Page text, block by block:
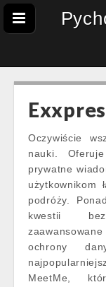
Oczywiście
nauki.
prywatne
użytkownikom
podróży.
kwestii
ochrony
MeetMe,